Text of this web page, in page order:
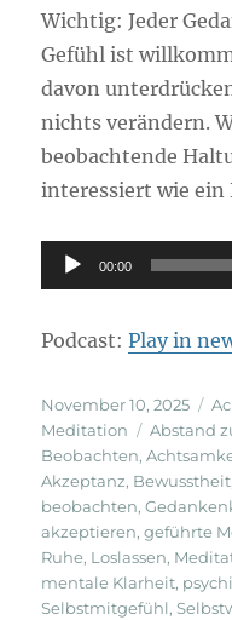
Wichtig: Jeder
Gefühl ist
davon
nichts verändern.
beobachtende
interessiert wie ein
Audio-
Player
00:00
Podcast:Play in
Veröffentlicht
am
November 10, 2025
Meditation
Abstand
Beobachten,
Akzeptanz, Bewusstheit
beobachten,
akzeptieren,geführte
Ruhe, Loslassen,
mentale Klarheit,
Selbstmitgefühl,